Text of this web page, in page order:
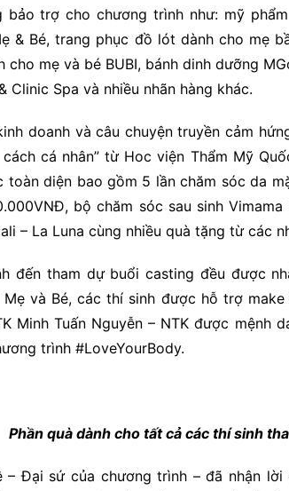
bảo trợ cho chương trình như: mỹ
& Bé, trang phục đồ lót dành cho mẹ
cho mẹ và bé BUBI, bánh dinh dưỡng
Clinic Spa và nhiều nhãn hàng khác.
doanh và câu chuyện truyền cảm
cá nhân” từ Hoc viện Thẩm Mỹ
toàn diện bao gồm 5 lần chăm sóc da
bộ chăm sóc sau sinh
– La Luna cùng nhiều quà tặng từ các
đến tham dự buổi casting đều được
và Bé, các thí sinh được hỗ trợ
Minh Tuấn Nguyễn – NTK được mệnh
trình #LoveYourBody.
Phần quà dành cho tất cả các thí sinh
– Đại sứ của chương trình – đã nhận